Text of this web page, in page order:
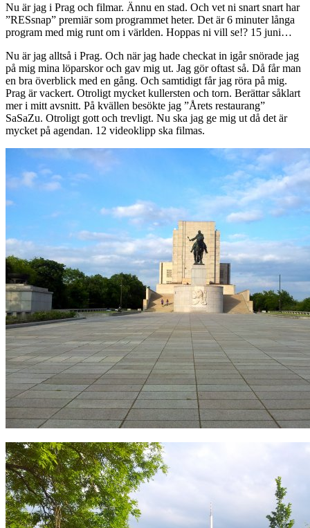
Nu är jag i Prag och filmar. Ännu en stad. Och vet ni snart snart har
”RESsnap” premiär som programmet heter. Det är 6 minuter långa
program med mig runt om i världen. Hoppas ni vill se!? 15 juni…
Nu är jag alltså i Prag. Och när jag hade checkat in igår snörade jag
på mig mina löparskor och gav mig ut. Jag gör oftast så. Då får man
en bra överblick med en gång. Och samtidigt får jag röra på mig.
Prag är vackert. Otroligt mycket kullersten och torn. Berättar såklart
mer i mitt avsnitt. På kvällen besökte jag ”Årets restaurang”
SaSaZu. Otroligt gott och trevligt. Nu ska jag ge mig ut då det är
mycket på agendan. 12 videoklipp ska filmas.